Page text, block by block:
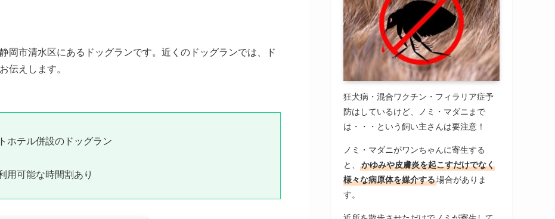
岡市清水区にあるドッグランです。近くのドッグランでは、ド
伝えします。
ホテル併設のドッグラン
用可能な時間割あり
狂犬病・混合ワクチン・フィラリア症予
防はしているけど、ノミ・マダニまで
は・・・という飼い主さんは要注意！
ノミ・マダニがワンちゃんに寄生する
と、
かゆみや皮膚炎を起こすだけでなく
様々な病原体を媒介する場合がありま
す。